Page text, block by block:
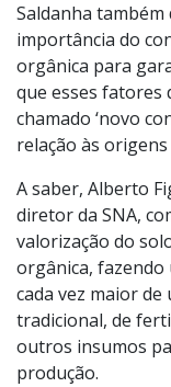
Saldanha
importância do
orgânica para
que esses fatores
chamado ‘novo
relação às
A saber, Alberto
diretor da SNA,
valorização do
orgânica, fazendo
cada vez maior
tradicional, de
outros insumos
produção.